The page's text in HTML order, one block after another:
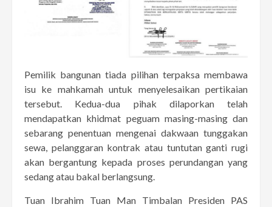
Pemilik bangunan tiada pilihan terpaksa membawa
isu ke mahkamah untuk menyelesaikan pertikaian
tersebut. Kedua-dua pihak dilaporkan telah
mendapatkan khidmat peguam masing-masing dan
sebarang penentuan mengenai dakwaan tunggakan
sewa, pelanggaran kontrak atau tuntutan ganti rugi
akan bergantung kepada proses perundangan yang
sedang atau bakal berlangsung.
Tuan Ibrahim Tuan Man Timbalan Presiden PAS